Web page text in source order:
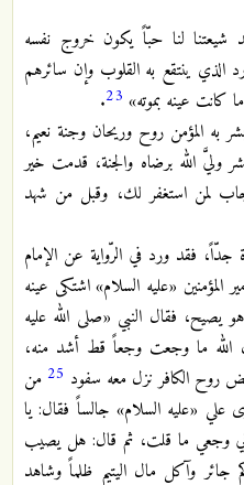
شيعتنا لنا حبّاً يكون خروج نفسه
الذي ينتقع به القلوب وإن سائرهم
كانت عينه بموته» 23
.
به المؤمن روح وريحان وجنة نعيم،
وليَّ الله برضاه والجنة، قدمت خير
لمن استغفر لك، وقبل من شهد
جدّاً، فقد ورد في الرّواية عن الإمام
المؤمنين «عليه السلام» اشتكى عينه
يصيح، فقال النبي «صلى الله عليه
الله ما وجعت وجعاً قط أشد منه،
روح الكافر نزل معه سفود 25 من
علي «عليه السلام» جالساً فقال: يا
وجعي ما قلت، ثم قال: هل يصيب
وآكل مال اليتيم ظلماً وشاهد